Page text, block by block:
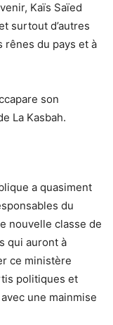
Kaïs Saïed
surtout d’autres
rênes du pays et à
son
La Kasbah.
a quasiment
du
nouvelle classe de
qui auront à
ce ministère
politiques et
une mainmise